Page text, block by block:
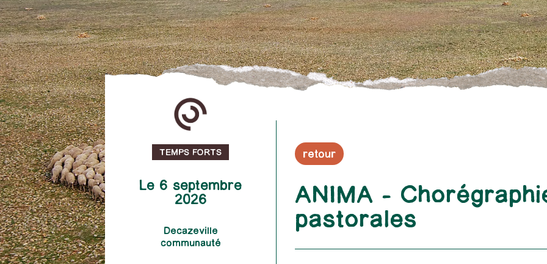
TEMPS FORTS
Le 6 septembre
2026
Decazeville
communauté
retour
ANIMA –
pastorales